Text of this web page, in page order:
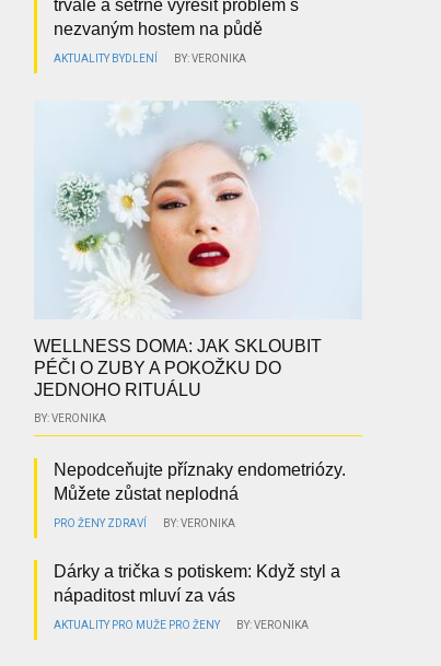
trvale a šetrně vyřešit problém s
nezvaným hostem na půdě
AKTUALITY BYDLENÍ BY: VERONIKA
WELLNESS DOMA: JAK SKLOUBIT
PÉČI O ZUBY A POKOŽKU DO
JEDNOHO RITUÁLU
BY: VERONIKA
Nepodceňujte příznaky endometriózy.
Můžete zůstat neplodná
PRO ŽENY ZDRAVÍ BY: VERONIKA
Dárky a trička s potiskem: Když styl a
nápaditost mluví za vás
AKTUALITY PRO MUŽE PRO ŽENY BY: VERONIKA